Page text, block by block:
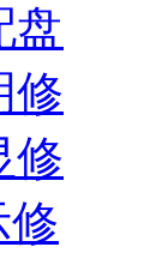
盘
修
修
修